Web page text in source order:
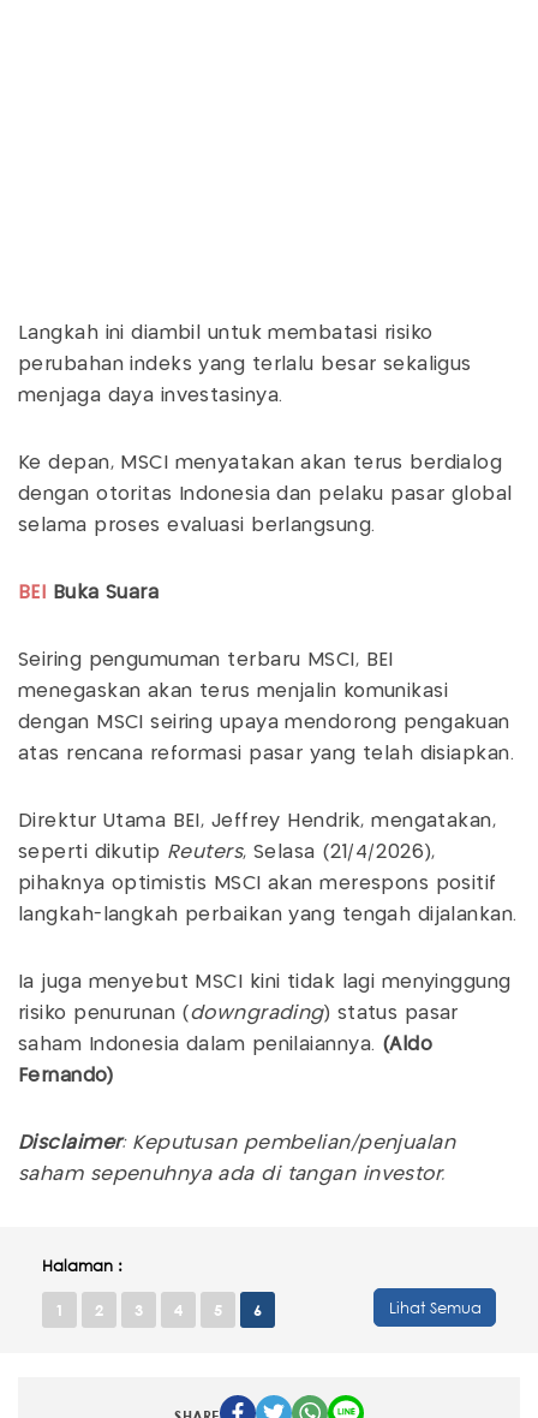
Langkah ini diambil untuk membatasi risiko
perubahan indeks yang terlalu besar sekaligus
menjaga daya investasinya.
Ke depan, MSCI menyatakan akan terus berdialog
dengan otoritas Indonesia dan pelaku pasar global
selama proses evaluasi berlangsung.
BEI Buka Suara
Seiring pengumuman terbaru MSCI, BEI
menegaskan akan terus menjalin komunikasi
dengan MSCI seiring upaya mendorong pengakuan
atas rencana reformasi pasar yang telah disiapkan.
Direktur Utama BEI, Jeffrey Hendrik, mengatakan,
seperti dikutip Reuters, Selasa (21/4/2026),
pihaknya optimistis MSCI akan merespons positif
langkah-langkah perbaikan yang tengah dijalankan.
Ia juga menyebut MSCI kini tidak lagi menyinggung
risiko penurunan ( downgrading) status pasar
saham Indonesia dalam penilaiannya. (Aldo
Fernando)
Disclaimer: Keputusan pembelian/penjualan
saham sepenuhnya ada di tangan investor.
Halaman :
1 2 3 4 5 6 Lihat Semua